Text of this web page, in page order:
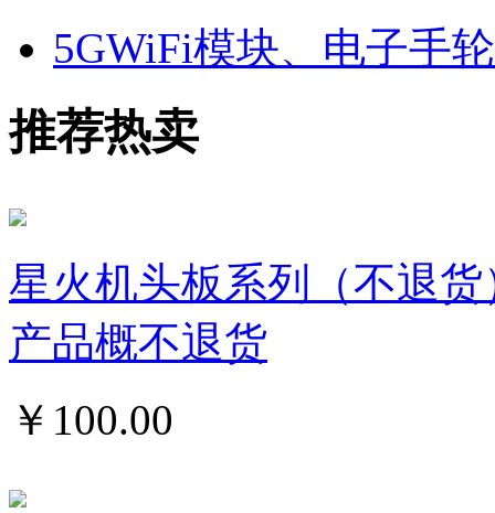
5GWiFi模块、电子手
推荐热卖
星火机头板系列（不退
产品概不退货
￥ 100.00